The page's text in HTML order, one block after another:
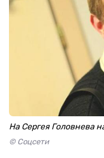
На Сергея Головнева
© Соцсети